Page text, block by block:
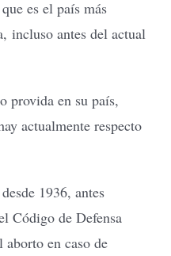
es el país más
incluso antes del actual
provida en su país,
actualmente respecto
1936, antes
Código de Defensa
en caso de